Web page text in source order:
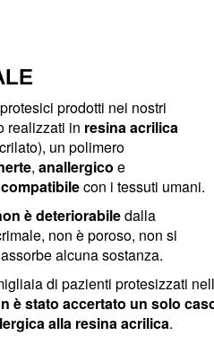
prodotti nei nostri
realizzati in resina acrilica
un polimero
, anallergico e
con i tessuti umani.
è deteriorabiledalla
non è poroso, non si
alcuna sostanza.
di pazienti protesizzati
è stato accertato un solo
alla resina acrilica.